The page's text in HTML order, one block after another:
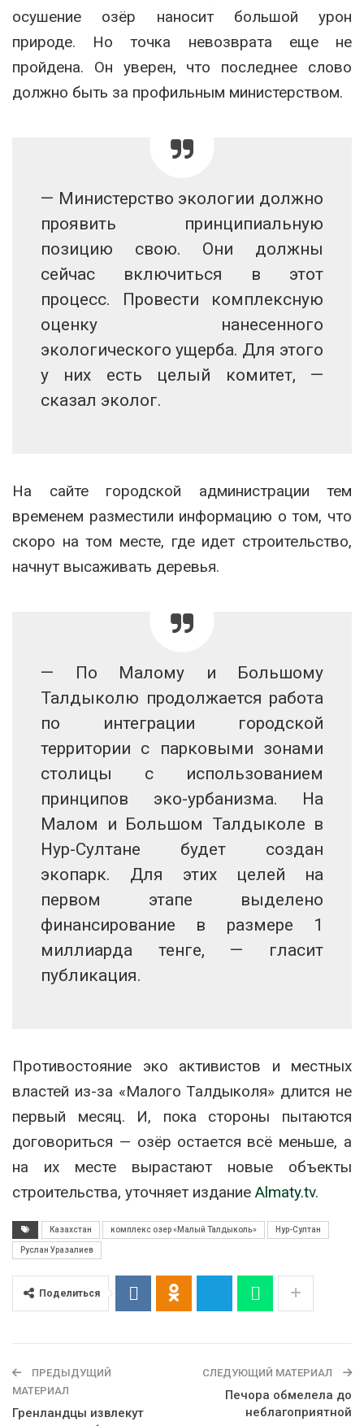
осушение озёр наносит большой урон
природе. Но точка невозврата еще не
пройдена. Он уверен, что последнее слово
должно быть за профильным министерством.
— Министерство экологии должно
проявить принципиальную
позицию свою. Они должны
сейчас включиться в этот
процесс. Провести комплексную
оценку нанесенного
экологического ущерба. Для этого
у них есть целый комитет, —
сказал эколог.
На сайте городской администрации тем
временем разместили информацию о том, что
скоро на том месте, где идет строительство,
начнут высаживать деревья.
— По Малому и Большому
Талдыколю продолжается работа
по интеграции городской
территории с парковыми зонами
столицы с использованием
принципов эко-урбанизма. На
Малом и Большом Талдыколе в
Нур-Султане будет создан
экопарк. Для этих целей на
первом этапе выделено
финансирование в размере 1
миллиарда тенге, — гласит
публикация.
Противостояние эко активистов и местных
властей из-за «Малого Талдыколя» длится не
первый месяц. И, пока стороны пытаются
договориться — озёр остается всё меньше, а
на их месте вырастают новые объекты
строительства, уточняет издание Almaty.tv.
Казахстан комплекс озер «Малый Талдыколь» Нур-Султан
Руслан Уразалиев
Поделиться
ПРЕДЫДУЩИЙ
МАТЕРИАЛ
Гренландцы извлекут
СЛЕДУЮЩИЙ МАТЕРИАЛ
Печора обмелела до
неблагоприятной